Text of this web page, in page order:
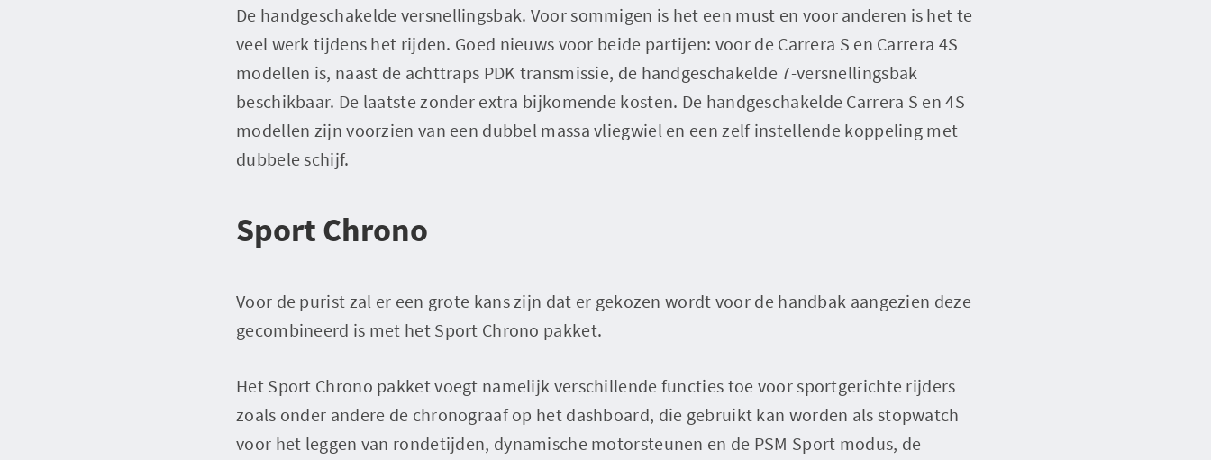
De handgeschakelde versnellingsbak. Voor sommigen is het een must en voor anderen is het te
veel werk tijdens het rijden. Goed nieuws voor beide partijen: voor de Carrera S en Carrera 4S
modellen is, naast de achttraps PDK transmissie, de handgeschakelde 7-versnellingsbak
beschikbaar. De laatste zonder extra bijkomende kosten. De handgeschakelde Carrera S en 4S
modellen zijn voorzien van een dubbel massa vliegwiel en een zelf instellende koppeling met
dubbele schijf.
Sport Chrono
Voor de purist zal er een grote kans zijn dat er gekozen wordt voor de handbak aangezien deze
gecombineerd is met het Sport Chrono pakket.
Het Sport Chrono pakket voegt namelijk verschillende functies toe voor sportgerichte rijders
zoals onder andere de chronograaf op het dashboard, die gebruikt kan worden als stopwatch
voor het leggen van rondetijden, dynamische motorsteunen en de PSM Sport modus, de